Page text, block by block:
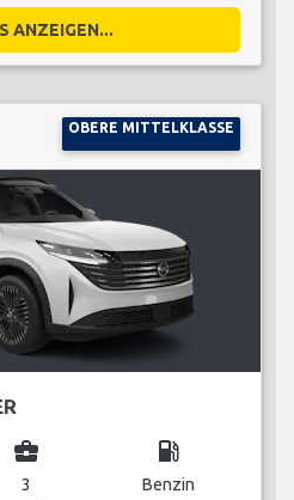
ANZEIGEN...
OBERE MITTELKLASSE
business_center
3
local_gas_station
Benzin